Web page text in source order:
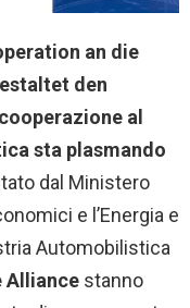
an die
den
al
sta plasmando
dal Ministero
e l’Energia e
Automobilistica
Alliance stanno